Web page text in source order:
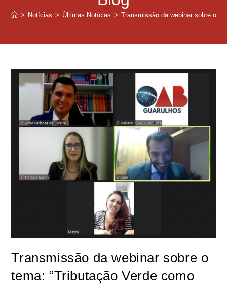
> Notícias > Últimas Notícias > Transmissão da webinar sobre o
Transmissão da webinar sobre o
tema: “Tributação Verde como